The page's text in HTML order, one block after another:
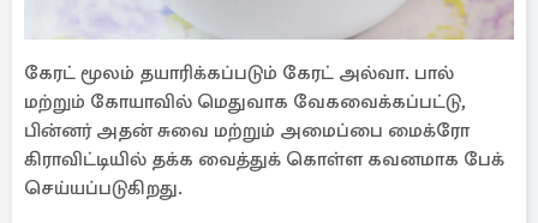
கேரட் மூலம் தயாரிக்கப்படும் கேரட் அல்வா. பால்
மற்றும் கோயாவில் மெதுவாக வேகவைக்கப்பட்டு,
பின்னர் அதன் சுவை மற்றும் அமைப்பை மைக்ரோ
கிராவிட்டியில் தக்க வைத்துக் கொள்ள கவனமாக பேக்
செய்யப்படுகிறது.